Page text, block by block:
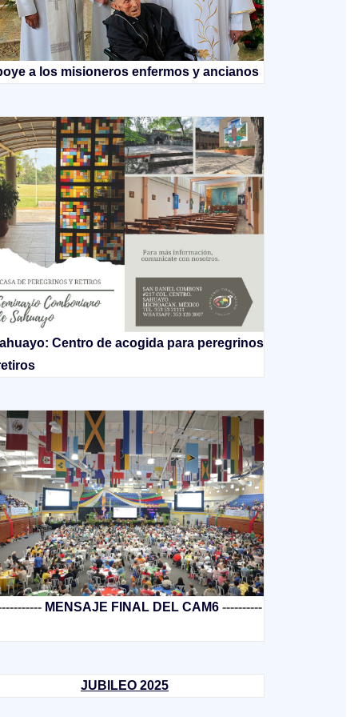
a los misioneros enfermos y ancianos
Centro de acogida para peregrinos
MENSAJE FINAL DEL CAM6 ----------
JUBILEO 2025